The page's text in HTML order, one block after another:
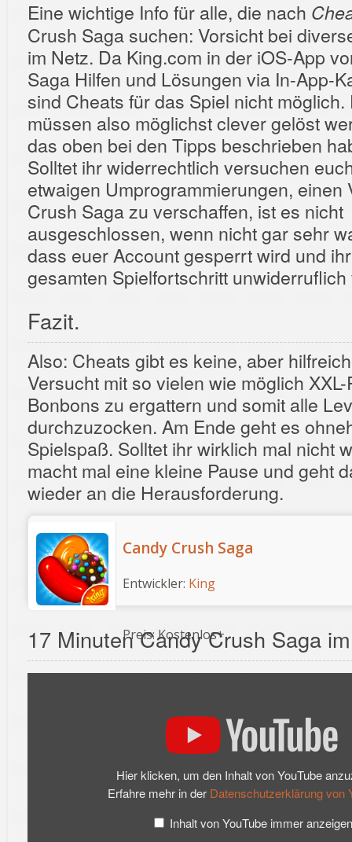
Eine wichtige Info für alle, die nach
Crush Saga suchen: Vorsicht bei
im Netz. Da King.com in der iOS-App
Saga Hilfen und Lösungen via In-App-
sind Cheats für das Spiel nicht möglich.
müssen also möglichst clever gelöst
das oben bei den Tipps beschrieben
Solltet ihr widerrechtlich versuchen
etwaigen Umprogrammierungen, einen
Crush Saga zu verschaffen, ist es nicht
ausgeschlossen, wenn nicht gar sehr
dass euer Account gesperrt wird und
gesamten Spielfortschritt
Fazit.
Also: Cheats gibt es keine, aber
Versucht mit so vielen wie möglich
Bonbons zu ergattern und somit alle
durchzuzocken. Am Ende geht es
Spielspaß. Solltet ihr wirklich mal nicht
macht mal eine kleine Pause und geht
wieder an die Herausforderung.
‎Candy Crush Saga
Entwickler: King
Preis:Kostenlos+
17 Minuten Candy Crush Saga
Hier klicken, um den Inhalt von YouTube
Erfahre mehr in der Datenschutzerklärung von
Inhalt von YouTube immer anzeigen